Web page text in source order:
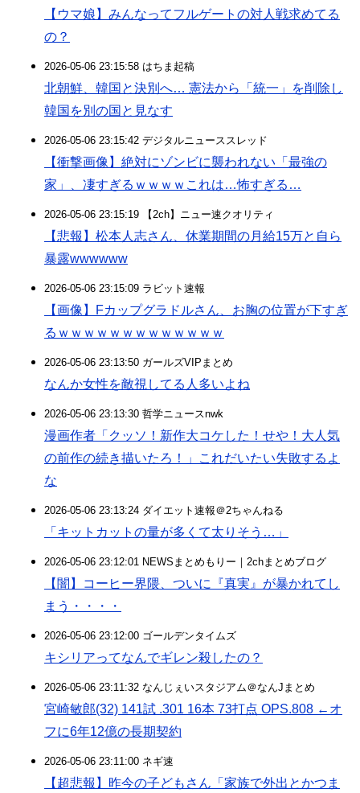
【ウマ娘】みんなってフルゲートの対人戦求めてる
の？
2026-05-06 23:15:58 はちま起稿
北朝鮮、韓国と決別へ… 憲法から「統一」を削除し
韓国を別の国と見なす
2026-05-06 23:15:42 デジタルニューススレッド
【衝撃画像】絶対にゾンビに襲われない「最強の
家」、凄すぎるｗｗｗｗこれは…怖すぎる…
2026-05-06 23:15:19 【2ch】ニュー速クオリティ
【悲報】松本人志さん、休業期間の月給15万と自ら
暴露wwwwww
2026-05-06 23:15:09 ラビット速報
【画像】Fカップグラドルさん、お胸の位置が下すぎ
るｗｗｗｗｗｗｗｗｗｗｗｗｗ
2026-05-06 23:13:50 ガールズVIPまとめ
なんか女性を敵視してる人多いよね
2026-05-06 23:13:30 哲学ニュースnwk
漫画作者「クッソ！新作大コケした！せや！大人気
の前作の続き描いたろ！」これだいたい失敗するよ
な
2026-05-06 23:13:24 ダイエット速報＠2ちゃんねる
「キットカットの量が多くて太りそう…」
2026-05-06 23:12:01 NEWSまとめもりー｜2chまとめブログ
【闇】コーヒー界隈、ついに『真実』が暴かれてし
まう・・・・
2026-05-06 23:12:00 ゴールデンタイムズ
キシリアってなんでギレン殺したの？
2026-05-06 23:11:32 なんじぇいスタジアム＠なんJまとめ
宮崎敏郎(32) 141試 .301 16本 73打点 OPS.808 ←オ
フに6年12億の長期契約
2026-05-06 23:11:00 ネギ速
【超悲報】昨今の子どもさん「家族で外出とかつま